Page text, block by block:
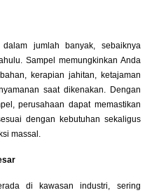
jumlah banyak, sebaiknya
Sampel memungkinkan Anda
kerapian jahitan, ketajaman
saat dikenakan. Dengan
perusahaan dapat memastikan
dengan kebutuhan sekaligus
massal.
di kawasan industri, sering